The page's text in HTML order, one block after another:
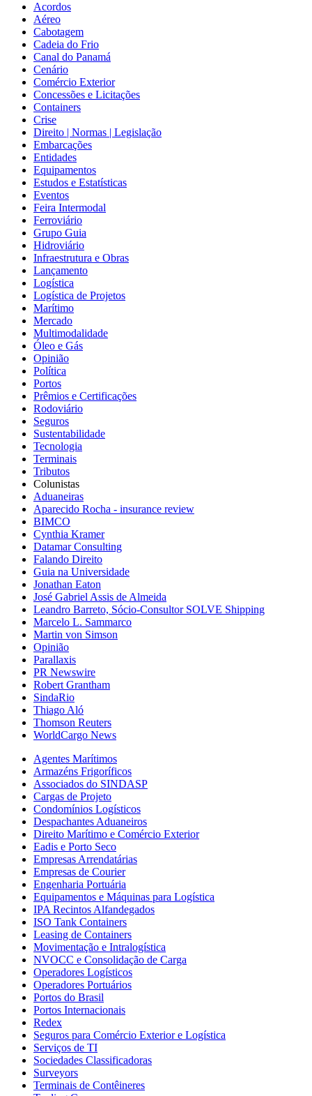
Acordos
Aéreo
Cabotagem
Cadeia do Frio
Canal do Panamá
Cenário
Comércio Exterior
Concessões e Licitações
Containers
Crise
Direito | Normas | Legislação
Embarcações
Entidades
Equipamentos
Estudos e Estatísticas
Eventos
Feira Intermodal
Ferroviário
Grupo Guia
Hidroviário
Infraestrutura e Obras
Lançamento
Logística
Logística de Projetos
Marítimo
Mercado
Multimodalidade
Óleo e Gás
Opinião
Política
Portos
Prêmios e Certificações
Rodoviário
Seguros
Sustentabilidade
Tecnologia
Terminais
Tributos
Colunistas
Aduaneiras
Aparecido Rocha - insurance review
BIMCO
Cynthia Kramer
Datamar Consulting
Falando Direito
Guia na Universidade
Jonathan Eaton
José Gabriel Assis de Almeida
Leandro Barreto, Sócio-Consultor SOLVE Shipping
Marcelo L. Sammarco
Martin von Simson
Opinião
Parallaxis
PR Newswire
Robert Grantham
SindaRio
Thiago Aló
Thomson Reuters
WorldCargo News
Agentes Marítimos
Armazéns Frigoríficos
Associados do SINDASP
Cargas de Projeto
Condomínios Logísticos
Despachantes Aduaneiros
Direito Marítimo e Comércio Exterior
Eadis e Porto Seco
Empresas Arrendatárias
Empresas de Courier
Engenharia Portuária
Equipamentos e Máquinas para Logística
IPA Recintos Alfandegados
ISO Tank Containers
Leasing de Containers
Movimentação e Intralogística
NVOCC e Consolidação de Carga
Operadores Logísticos
Operadores Portuários
Portos do Brasil
Portos Internacionais
Redex
Seguros para Comércio Exterior e Logística
Serviços de TI
Sociedades Classificadoras
Surveyors
Terminais de Contêineres